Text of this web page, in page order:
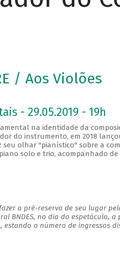
/ Aos Violões
- 29.05.2019 - 19h
na identidade da
do instrumento, em 2018
seu olhar "pianístico" sobre a
solo e trio, acompanhado
a pré-reserva de seu lugar
BNDES, no dia do espetáculo,
estando o número de ingressos